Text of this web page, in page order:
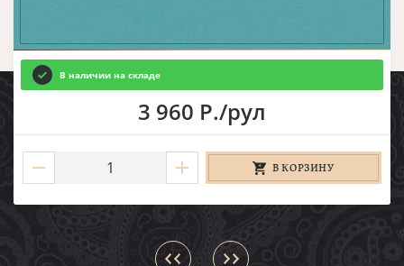
В наличии на складе
3 960 Р./рул
В КОРЗИНУ